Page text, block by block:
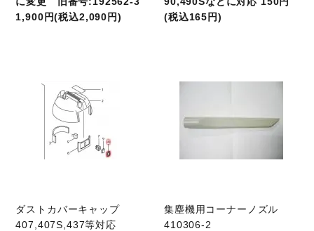
1,900円(税込2,090円)
(税込165円)
ダストカバーキャップ
407,407S,437等対応
集塵機用コーナーノズル
410306-2